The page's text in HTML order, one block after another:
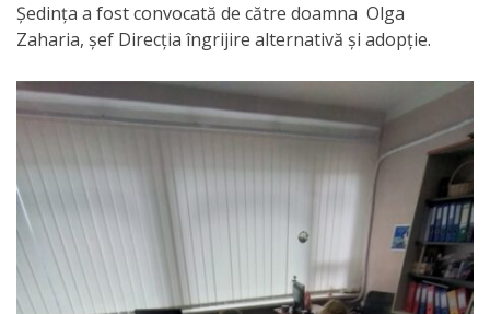
Planuri
activitate
Parteneriate
Proiecte
Rapoarte
Ședința a fost convocată de către doamna Olga
Zaharia, șef Direcția îngrijire alternativă și adopție.